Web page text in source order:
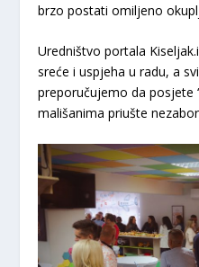
brzo postati omiljeno
​Uredništvo portala
sreće i uspjeha u radu, a
preporučujemo da posjete
mališanima priušte